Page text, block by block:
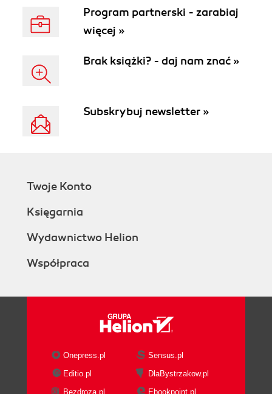
Program partnerski - zarabiaj
więcej »
Brak książki? - daj nam znać »
Subskrybuj newsletter »
Twoje Konto
Księgarnia
Wydawnictwo Helion
Współpraca
Onepress.pl
Sensus.pl
Editio.pl
DlaBystrzakow.pl
Bezdroza.pl
Ebookpoint.pl